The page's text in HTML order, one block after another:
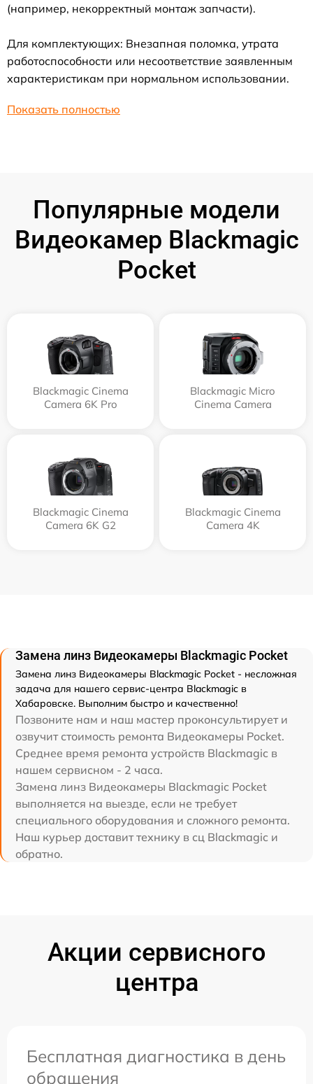
(например, некорректный монтаж запчасти).
Для комплектующих: Внезапная поломка, утрата
работоспособности или несоответствие заявленным
характеристикам при нормальном использовании.
Показать полностью
Популярные модели
Видеокамер Blackmagic
Pocket
Blackmagic Cinema
Camera 6K Pro
Blackmagic Micro
Cinema Camera
Blackmagic Cinema
Camera 6K G2
Blackmagic Cinema
Camera 4K
Замена линз Видеокамеры Blackmagic Pocket
Замена линз Видеокамеры Blackmagic Pocket - несложная
задача для нашего сервис-центра Blackmagic в
Хабаровске. Выполним быстро и качественно!
Позвоните нам и наш мастер проконсультирует и
озвучит стоимость ремонта Видеокамеры Pocket.
Среднее время ремонта устройств Blackmagic в
нашем сервисном - 2 часа.
Замена линз Видеокамеры Blackmagic Pocket
выполняется на выезде, если не требует
специального оборудования и сложного ремонта.
Наш курьер доставит технику в сц Blackmagic и
обратно.
Акции сервисного
центра
Бесплатная диагностика в день
обращения